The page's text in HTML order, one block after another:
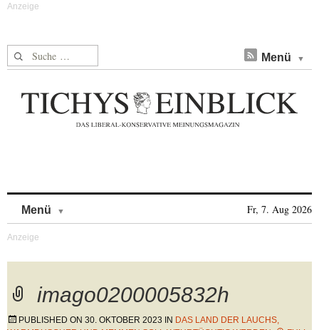
Suche nach: Menü
Menü Fr, 7. Aug 2026
imago0200005832h
PUBLISHED ON 30. OKTOBER 2023 IN DAS LAND DER LAUCHS,